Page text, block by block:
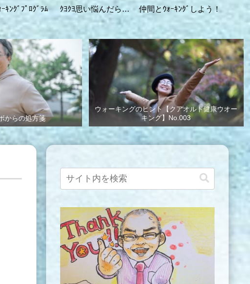
ｷﾝｸﾞﾌﾟﾛｸﾞﾗﾑ ｸﾖｸﾖ思い悩んだら… 仲間とｳｫｰｷﾝｸﾞしよう！
からの処方箋
ウォーキングのヒント【クアオルト健康ウオー
キング】No.003